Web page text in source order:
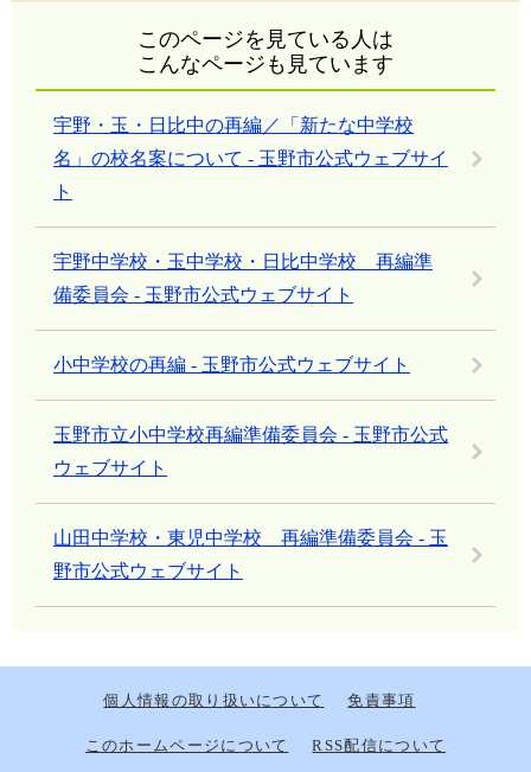
このページを見ている人は
こんなページも見ています
宇野・玉・日比中の再編／「新たな中学校
名」の校名案について - 玉野市公式ウェブサイ
ト
宇野中学校・玉中学校・日比中学校 再編準
備委員会 - 玉野市公式ウェブサイト
小中学校の再編 - 玉野市公式ウェブサイト
玉野市立小中学校再編準備委員会 - 玉野市公式
ウェブサイト
山田中学校・東児中学校 再編準備委員会 - 玉
野市公式ウェブサイト
個人情報の取り扱いについて 免責事項
このホームページについて RSS配信について